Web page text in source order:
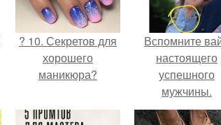
? 10. Секретов для
хорошего
маникюра?
Вспомните
настоящего
успешного
мужчины.